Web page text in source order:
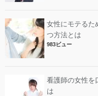
女性にモテるた
つ方法とは
983ビュー
看護師の女性を
は